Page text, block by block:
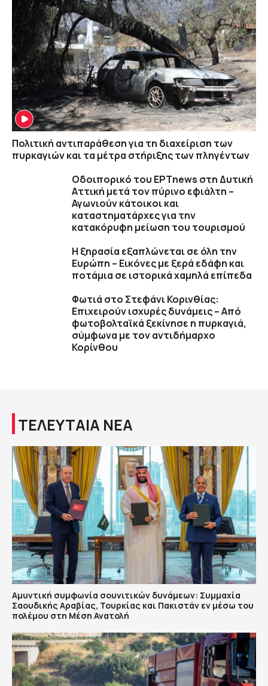
Πολιτική αντιπαράθεση για τη διαχείριση των
πυρκαγιών και τα μέτρα στήριξης των πληγέντων
Οδοιπορικό του ΕΡΤnews στη Δυτική
Αττική μετά τον πύρινο εφιάλτη –
Αγωνιούν κάτοικοι και
καταστηματάρχες για την
κατακόρυφη μείωση του τουρισμού
Η ξηρασία εξαπλώνεται σε όλη την
Ευρώπη – Εικόνες με ξερά εδάφη και
ποτάμια σε ιστορικά χαμηλά επίπεδα
Φωτιά στο Στεφάνι Κορινθίας:
Επιχειρούν ισχυρές δυνάμεις – Από
φωτοβολταϊκά ξεκίνησε η πυρκαγιά,
σύμφωνα με τον αντιδήμαρχο
Κορίνθου
ΤΕΛΕΥΤΑΙΑ ΝΕΑ
Αμυντική συμφωνία σουνιτικών δυνάμεων: Συμμαχία
Σαουδικής Αραβίας, Τουρκίας και Πακιστάν εν μέσω του
πολέμου στη Μέση Ανατολή